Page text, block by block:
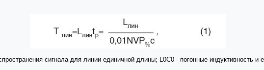
сигнала для линии единичной длины; L0C0 - погонные индуктивность и